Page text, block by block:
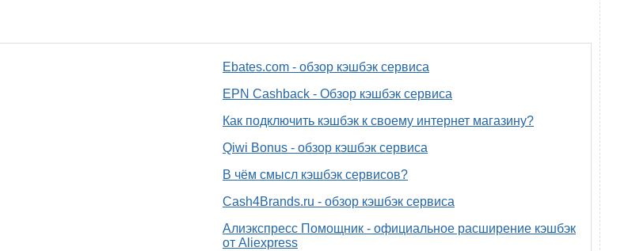
Ebates.com - обзор кэшбэк сервиса
EPN Cashback - Обзор кэшбэк сервиса
Как подключить кэшбэк к своему интернет магазину?
Qiwi Bonus - обзор кэшбэк сервиса
В чём смысл кэшбэк сервисов?
Cash4Brands.ru - обзор кэшбэк сервиса
Алиэкспресс Помощник - официальное расширение кэшбэк
от Aliexpress